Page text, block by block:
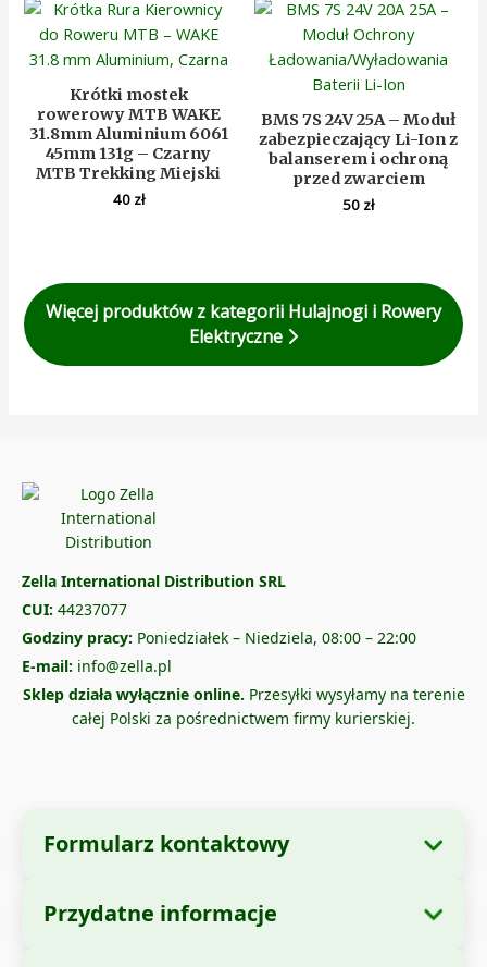
Krótki mostek
rowerowy MTB WAKE
31.8mm Aluminium 6061
45mm 131g – Czarny
MTB Trekking Miejski
40 zł
BMS 7S 24V 25A – Moduł
zabezpieczający Li-Ion z
balanserem i ochroną
przed zwarciem
50 zł
Więcej produktów z kategorii Hulajnogi i Rowery
Elektryczne
Zella International Distribution SRL
CUI: 44237077
Godziny pracy: Poniedziałek – Niedziela, 08:00 – 22:00
E-mail: info@zella.pl
Sklep działa wyłącznie online. Przesyłki wysyłamy na terenie
całej Polski za pośrednictwem firmy kurierskiej.
Formularz kontaktowy
Przydatne informacje